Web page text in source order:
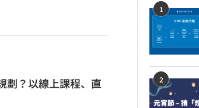
劃？以線上課程、直
1
2